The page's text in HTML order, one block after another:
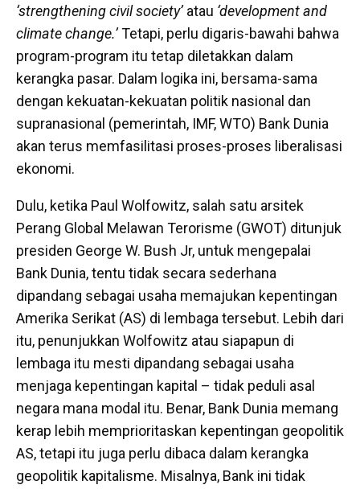
‘strengthening civil society’atau ‘development and
climate change.’Tetapi, perlu digaris-bawahi bahwa
program-program itu tetap diletakkan dalam
kerangka pasar. Dalam logika ini, bersama-sama
dengan kekuatan-kekuatan politik nasional dan
supranasional (pemerintah, IMF, WTO) Bank Dunia
akan terus memfasilitasi proses-proses liberalisasi
ekonomi.
Dulu, ketika Paul Wolfowitz, salah satu arsitek
Perang Global Melawan Terorisme (GWOT) ditunjuk
presiden George W. Bush Jr, untuk mengepalai
Bank Dunia, tentu tidak secara sederhana
dipandang sebagai usaha memajukan kepentingan
Amerika Serikat (AS) di lembaga tersebut. Lebih dari
itu, penunjukkan Wolfowitz atau siapapun di
lembaga itu mesti dipandang sebagai usaha
menjaga kepentingan kapital – tidak peduli asal
negara mana modal itu. Benar, Bank Dunia memang
kerap lebih memprioritaskan kepentingan geopolitik
AS, tetapi itu juga perlu dibaca dalam kerangka
geopolitik kapitalisme. Misalnya, Bank ini tidak